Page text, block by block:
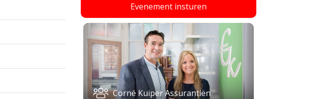
Evenement insturen
Corné Kuiper Assurantiën